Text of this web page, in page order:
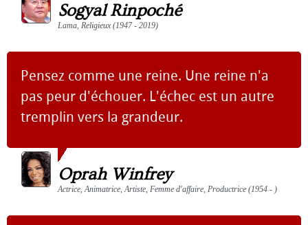
Sogyal Rinpoché
Lama, Religieux (1947 - 2019)
Pensez comme une reine. Une reine n'a
pas peur d'échouer. L'échec est un autre
tremplin vers la grandeur.
Oprah Winfrey
Actrice, Animatrice, Artiste, Femme d'affaire, Productrice (1954 - )